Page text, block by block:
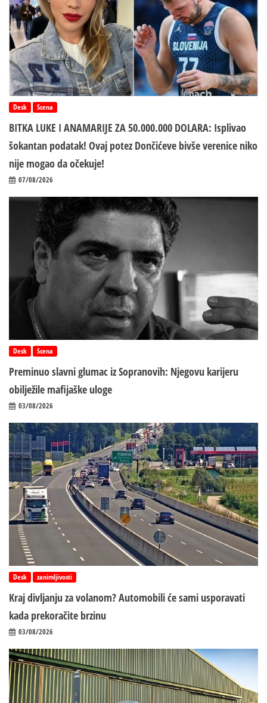
Desk Scena
BITKA LUKE I ANAMARIJE ZA 50.000.000 DOLARA: Isplivao
šokantan podatak! Ovaj potez Dončićeve bivše verenice niko
nije mogao da očekuje!
07/08/2026
Desk Scena
Preminuo slavni glumac iz Sopranovih: Njegovu karijeru
obilježile mafijaške uloge
03/08/2026
Desk zanimljivosti
Kraj divljanju za volanom? Automobili će sami usporavati
kada prekoračite brzinu
03/08/2026